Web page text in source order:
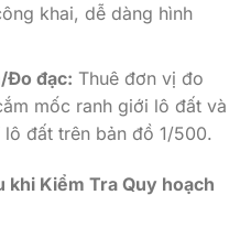
khai, dễ dàng hình
Đo đạc: Thuê đơn vị đo
mốc ranh giới lô đất và
đất trên bản đồ 1/500.
khi Kiểm Tra Quy hoạch